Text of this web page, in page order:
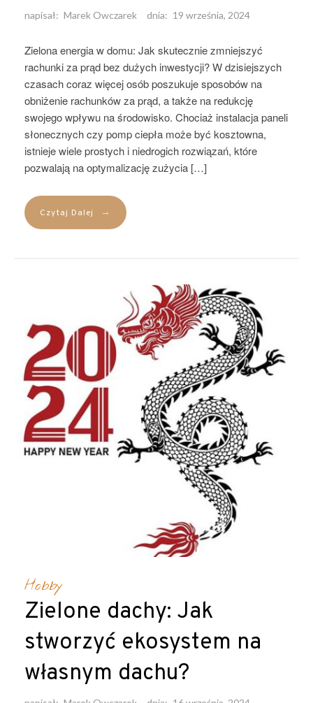
napisał: Marek Owczarek dnia: 19 września, 2024
Zielona energia w domu: Jak skutecznie zmniejszyć
rachunki za prąd bez dużych inwestycji? W dzisiejszych
czasach coraz więcej osób poszukuje sposobów na
obniżenie rachunków za prąd, a także na redukcję
swojego wpływu na środowisko. Chociaż instalacja paneli
słonecznych czy pomp ciepła może być kosztowna,
istnieje wiele prostych i niedrogich rozwiązań, które
pozwalają na optymalizację zużycia […]
Czytaj Dalej →
Hobby
Zielone dachy: Jak
stworzyć ekosystem na
własnym dachu?